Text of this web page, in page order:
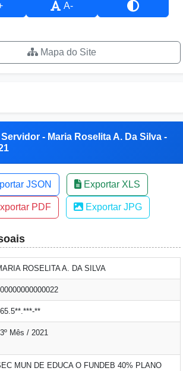
A-
Mapa do Site
Servidor - Maria Roselita A. Da Silva -
JSON Exportar XLS
PDF Exportar JPG
ROSELITA A. DA SILVA
**
Mês / 2021
MUN DE EDUCA O FUNDEB 40% PLANO